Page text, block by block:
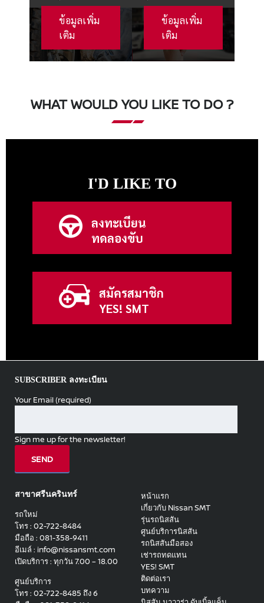
ข้อมูลเพิ่ม
เติม
ข้อมูลเพิ่ม
เติม
WHAT WOULD YOU LIKE TO DO ?
I'D LIKE TO
ลงทะเบียน
ทดลองขับ
สมัครสมาชิก
YES! SMT
SUBSCRIBER ลงทะเบียน
Your Email (required)
Sign me up for the newsletter!
สาขาศรีนครินทร์
รถใหม่
โทร : 02-722-8484
มือถือ : 081-358-9411
อีเมล์ : info@nissansmt.com
เปิดบริการ : ทุกวัน 7.00 – 18.00
ศูนย์บริการ
โทร : 02-722-8485 ถึง 6
หน้าแรก
เกี่ยวกับ Nissan SMT
รุ่นรถนิสสัน
ศูนย์บริการนิสสัน
รถนิสสันมือสอง
เช่ารถทดแทน
YES! SMT
ติดต่อเรา
บทความ